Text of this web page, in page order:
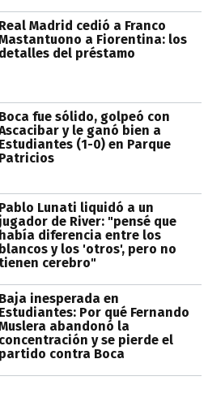
Real Madrid cedió a Franco
a Fiorentina: los
detalles del préstamo
Boca fue sólido, golpeó con
y le ganó bien a
Estudiantes (1-0) en Parque
Patricios
Pablo Lunati liquidó a un
jugador de River: "pensé que
había diferencia entre los
blancos y los 'otros', pero no
tienen cerebro"
Baja inesperada en
Estudiantes: Por qué Fernando
abandonó la
concentración y se pierde el
partido contra Boca